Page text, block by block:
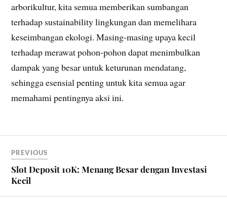
arborikultur, kita semua memberikan sumbangan
terhadap sustainability lingkungan dan memelihara
keseimbangan ekologi. Masing-masing upaya kecil
terhadap merawat pohon-pohon dapat menimbulkan
dampak yang besar untuk keturunan mendatang,
sehingga esensial penting untuk kita semua agar
memahami pentingnya aksi ini.
PREVIOUS
Slot Deposit 10K: Menang Besar dengan Investasi
Kecil